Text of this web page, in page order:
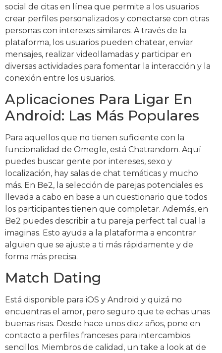
social de citas en línea que permite a los usuarios
crear perfiles personalizados y conectarse con otras
personas con intereses similares. A través de la
plataforma, los usuarios pueden chatear, enviar
mensajes, realizar videollamadas y participar en
diversas actividades para fomentar la interacción y la
conexión entre los usuarios.
Aplicaciones Para Ligar En
Android: Las Más Populares
Para aquellos que no tienen suficiente con la
funcionalidad de Omegle, está Chatrandom. Aquí
puedes buscar gente por intereses, sexo y
localización, hay salas de chat temáticas y mucho
más. En Be2, la selección de parejas potenciales es
llevada a cabo en base a un cuestionario que todos
los participantes tienen que completar. Además, en
Be2 puedes describir a tu pareja perfect tal cual la
imaginas. Esto ayuda a la plataforma a encontrar
alguien que se ajuste a ti más rápidamente y de
forma más precisa.
Match Dating
Está disponible para iOS y Android y quizá no
encuentras el amor, pero seguro que te echas unas
buenas risas. Desde hace unos diez años, pone en
contacto a perfiles franceses para intercambios
sencillos. Miembros de calidad, un take a look at de